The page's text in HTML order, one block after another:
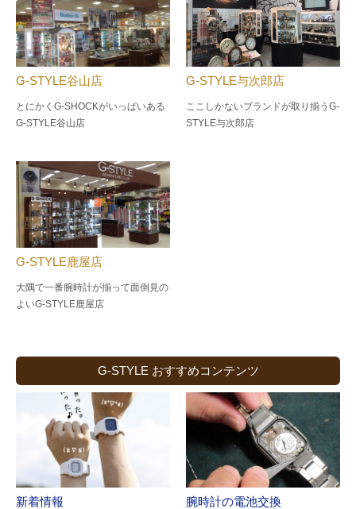
G-STYLE谷山店
とにかくG-SHOCKがいっぱいある
G-STYLE谷山店
G-STYLE与次郎店
ここしかないブランドが取り揃うG-
STYLE与次郎店
G-STYLE鹿屋店
大隅で一番腕時計が揃って面倒見の
よいG-STYLE鹿屋店
G-STYLE おすすめコンテンツ
新着情報 腕時計の電池交換